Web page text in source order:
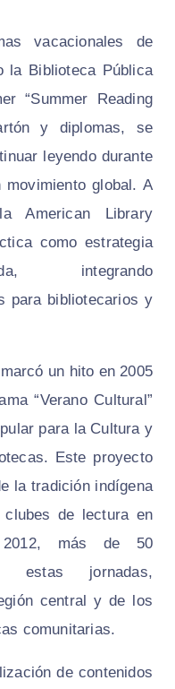
vacacionales de
la Biblioteca Pública
“Summer Reading
y diplomas, se
leyendo durante
global. A
American Library
como estrategia
integrando
para bibliotecarios y
un hito en 2005
“Verano Cultural”
para la Cultura y
Este proyecto
la tradición indígena
de lectura en
2012, más de 50
estas jornadas,
central y de los
comunitarias.
de contenidos